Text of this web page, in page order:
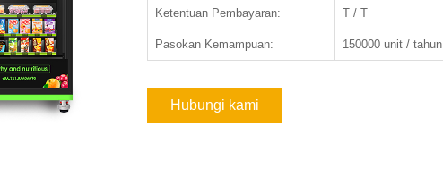
Ketentuan Pembayaran: T / T
Pasokan Kemampuan: 150000 unit / tahun
Hubungi kami